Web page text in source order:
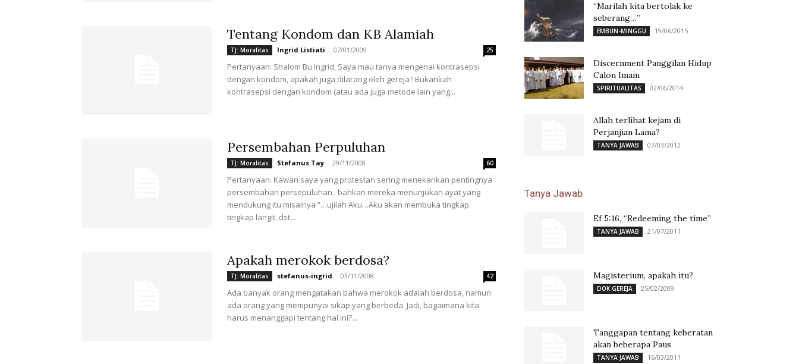
Tentang Kondom dan KB Alamiah
TJ: Moralitas Ingrid Listiati - 07/01/2009 25
Pertanyaan: Shalom Bu Ingrid, Saya mau tanya mengenai kontrasepsi
dengan kondom, apakah juga dilarang oleh gereja? Bukankah
kontrasepsi dengan kondom (atau ada juga metode lain yang...
Persembahan Perpuluhan
TJ: Moralitas Stefanus Tay - 29/11/2008 60
Pertanyaan: Kawan saya yang protestan sering menekankan pentingnya
persembahan persepuluhan.. bahkan mereka menunjukan ayat yang
mendukung itu misalnya “…ujilah Aku…Aku akan membuka tingkap
tingkap langit..dst...
Apakah merokok berdosa?
TJ: Moralitas stefanus-ingrid - 03/11/2008 42
Ada banyak orang mengatakan bahwa merokok adalah berdosa, namun
ada orang yang mempunyai sikap yang berbeda. Jadi, bagaimana kita
harus menanggapi tentang hal ini?...
“Marilah kita bertolak ke
seberang…”
EMBUN-MINGGU 19/06/2015
Discernment Panggilan Hidup
Calon Imam
SPIRITUALITAS 02/06/2014
Allah terlihat kejam di
Perjanjian Lama?
TANYA JAWAB 07/03/2012
Tanya Jawab
Ef 5:16, “Redeeming the time”
TANYA JAWAB 21/07/2011
Magisterium, apakah itu?
DOK GEREJA 25/02/2009
Tanggapan tentang keberatan
akan beberapa Paus
TANYA JAWAB 16/03/2011